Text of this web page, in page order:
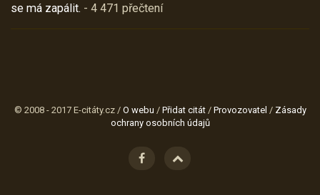
se má zapálit. - 4 471 přečtení
© 2008 - 2017 E-citáty.cz / O webu / Přidat citát/ Provozovatel / Zásady
ochrany osobních údajů